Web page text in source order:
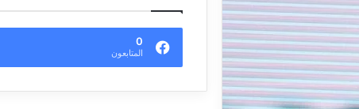
0
المتابعون